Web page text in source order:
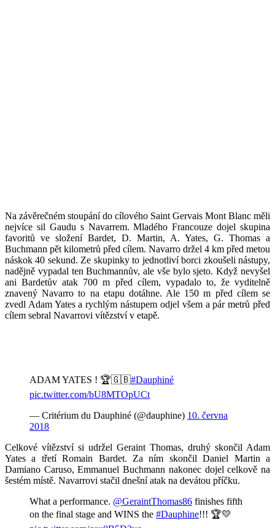
Na závěrečném stoupání do cílového Saint Gervais Mont Blanc měli
nejvíce sil Gaudu s Navarrem. Mladého Francouze dojel skupina
favoritů ve složení Bardet, D. Martin, A. Yates, G. Thomas a
Buchmann pět kilometrů před cílem. Navarro držel 4 km před metou
náskok 40 sekund. Ze skupinky to jednotliví borci zkoušeli nástupy,
nadějně vypadal ten Buchmannův, ale vše bylo sjeto. Když nevyšel
ani Bardetův atak 700 m před cílem, vypadalo to, že vyditelně
znavený Navarro to na etapu dotáhne. Ale 150 m před cílem se
zvedl Adam Yates a rychlým nástupem odjel všem a pár metrů před
cílem sebral Navarrovi vítězství v etapě.
ADAM YATES ! 🏆🇬🇧#Dauphiné
pic.twitter.com/bU8MTOpUCt
— Critérium du Dauphiné (@dauphine) 10. června
2018
Celkové vítězství si udržel Geraint Thomas, druhý skončil Adam
Yates a třetí Romain Bardet. Za ním skončil Daniel Martin a
Damiano Caruso, Emmanuel Buchmann nakonec dojel celkově na
šestém místě. Navarrovi stačil dnešní atak na devátou příčku.
What a performance. @GeraintThomas86 finishes fifth
on the final stage and WINS the #Dauphine!!! 🏆💛